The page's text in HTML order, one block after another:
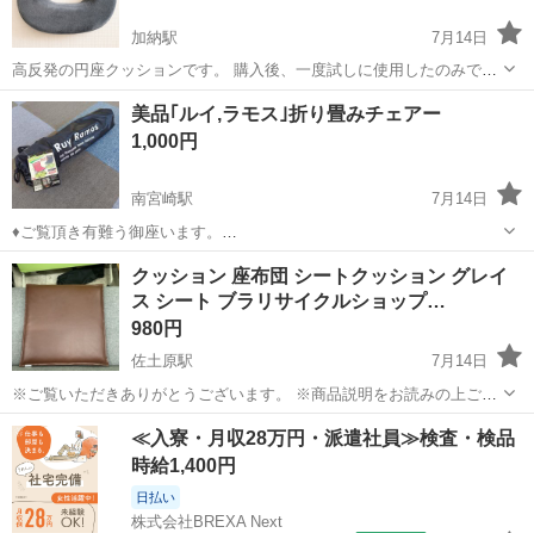
加納駅
7月14日
高反発の円座クッションです。 購入後、一度試しに使用したのみで、
その後は自宅保管していました。 目立つ汚れやへたりはなく、全体的
にきれいな状態です。 【カラー】 グレー 【サイズ】 約37×30×高さ
6cm カバーは...
宮崎 宮崎市 加納駅 デスクワーク
美品｢ルイ,ラモス｣折り畳みチェアー
1,000円
南宮崎駅
7月14日
♦️ご覧頂き有難う御座います。
―――――――――――――――――― ⭕️美品｢ルイ,ラモス｣折り畳
みチェアー 🟣ラモス氏は元Jリーグの選手でしたね❗️
―――――――――――――――――― ⭕️知人からの依頼ですが既に
当...
宮崎 宮崎市 椅子
クッション 座布団 シートクッション グレイ
ス シート ブラリサイクルショップ…
980円
佐土原駅
7月14日
※ご覧いただきありがとうございます。 ※商品説明をお読みの上ご納
得の上でご購入お願い致します 商品名：クッション 座布団 シートク
ッション グレイス シート ブラウン 状態： 中古品 【サイズ】約
43×43×5cm...
宮崎 宮崎市 佐土原駅 椅子 シート
≪入寮・月収28万円・派遣社員≫検査・検品
時給1,400円
日払い
株式会社BREXA Next